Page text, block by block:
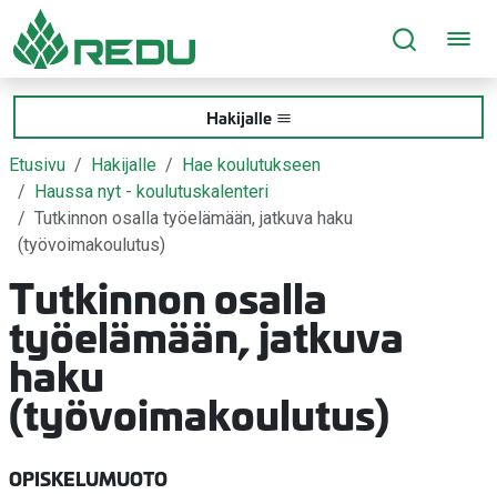
Siirry sivusisältöön
Hakijalle
Etusivu Hakijalle
Hae koulutukseen
Haussa nyt - koulutuskalenteri
Tutkinnon osalla työelämään, jatkuva haku
(työvoimakoulutus)
Tutkinnon osalla
työelämään, jatkuva
haku
(työvoimakoulutus)
OPISKELUMUOTO